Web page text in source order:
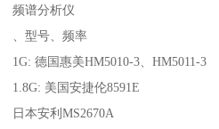
频谱分析仪
、型号、频率
1G: 德国惠美HM5010-3、HM5011-3
1.8G: 美国安捷伦8591E
日本安利MS2670A